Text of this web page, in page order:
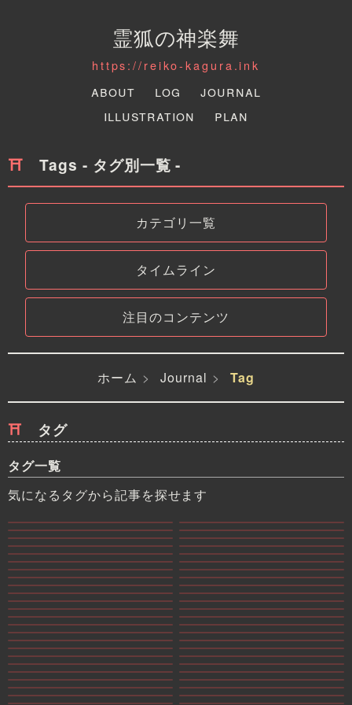
霊狐の神楽舞
https://reiko-kagura.ink
About Log
Journal
Illustration
Plan
Tags - タグ別一覧 -
カテゴリ一覧
タイムライン
注目のコンテンツ
ホーム Journal Tag
タグ
タグ一覧
気になるタグから記事を探せます
#イラスト
20 件の記事
#Beatmania IIDX
19 件の記事
#SEO
14 件の記事
#ブログ運営
11 件の記事
#プレイ日記
11 件の記事
#Google Gemini
10 件の記事
#自動化
9 件の記事
#音楽ゲーム
9 件の記事
#Webサイト運営
8 件の記事
#アクセス解析
7 件の記事
#攻略
7 件の記事
#☆11
6 件の記事
#プログラミング
6 件の記事
#個人開発
6 件の記事
#神社
6 件の記事
#自己分析
6 件の記事
#BEMANI
5 件の記事
#PHP
5 件の記事
#UI改善
5 件の記事
#Web制作
5 件の記事
#個人サイト
5 件の記事
#効率化
5 件の記事
#近況報告
5 件の記事
#AI
4 件の記事
#AI活用
4 件の記事
#Markdown
4 件の記事
#☆12
4 件の記事
#キャラクター
4 件の記事
#コンテンツ
4 件の記事
#ロングノーツ
4 件の記事
#判定調整
4 件の記事
#制作
4 件の記事
#制作日誌
4 件の記事
#同時押し
4 件の記事
#和風
4 件の記事
#JSON
3 件の記事
#JSON-LD #Mastodon
#SNS運用 #Sparkle Shower
#アナリティクス #サブスクリプション